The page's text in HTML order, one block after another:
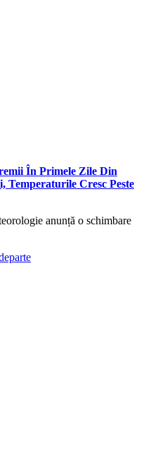
În Primele Zile Din
Temperaturile Cresc Peste
anunță o schimbare